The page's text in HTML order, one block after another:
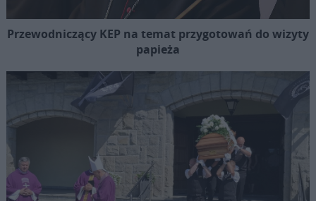
Przewodniczący KEP na temat przygotowań do wizyty
papieża